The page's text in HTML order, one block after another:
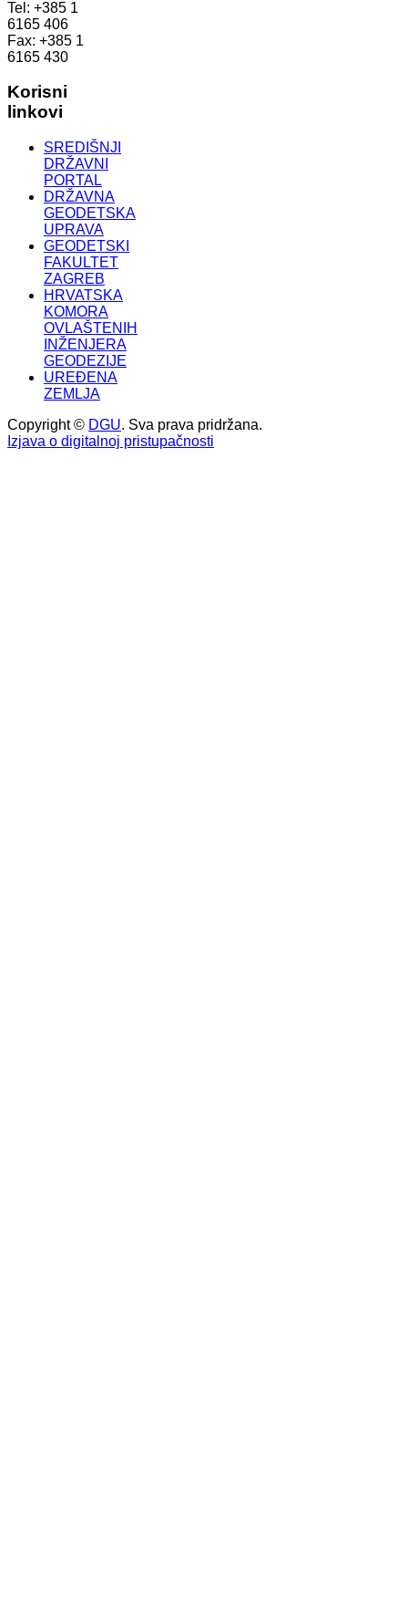
Tel: +385 1
6165 406
Fax: +385 1
6165 430
Korisni
linkovi
SREDIŠNJI
DRŽAVNI
PORTAL
DRŽAVNA
GEODETSKA
UPRAVA
GEODETSKI
FAKULTET
ZAGREB
HRVATSKA
KOMORA
OVLAŠTENIH
INŽENJERA
GEODEZIJE
UREĐENA
ZEMLJA
Copyright © DGU. Sva prava pridržana.
Izjava o digitalnoj pristupačnosti